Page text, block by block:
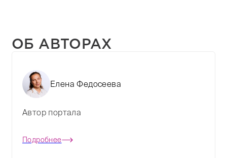
ОБ АВТОРАХ
Елена Федосеева
Автор портала
Подробнее